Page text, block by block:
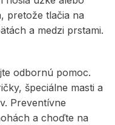
pretože tlačia na
a medzi prstami.
odbornú pomoc.
špeciálne masti a
Preventívne
a choďte na